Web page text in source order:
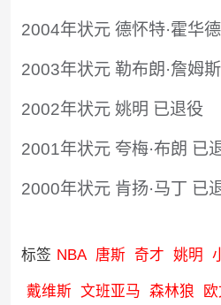
2004年状元 德怀特·霍华
2003年状元 勒布朗·詹姆
2002年状元 姚明 已退役
2001年状元 夸梅·布朗 已
2000年状元 肯扬·马丁 已
标签 NBA 唐斯 奇才 姚明
戴维斯 文班亚马 森林狼